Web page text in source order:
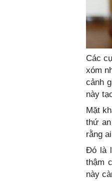
Các
xóm
cảnh
này
Mặt
thứ
rằng
Đó là
thậm
này